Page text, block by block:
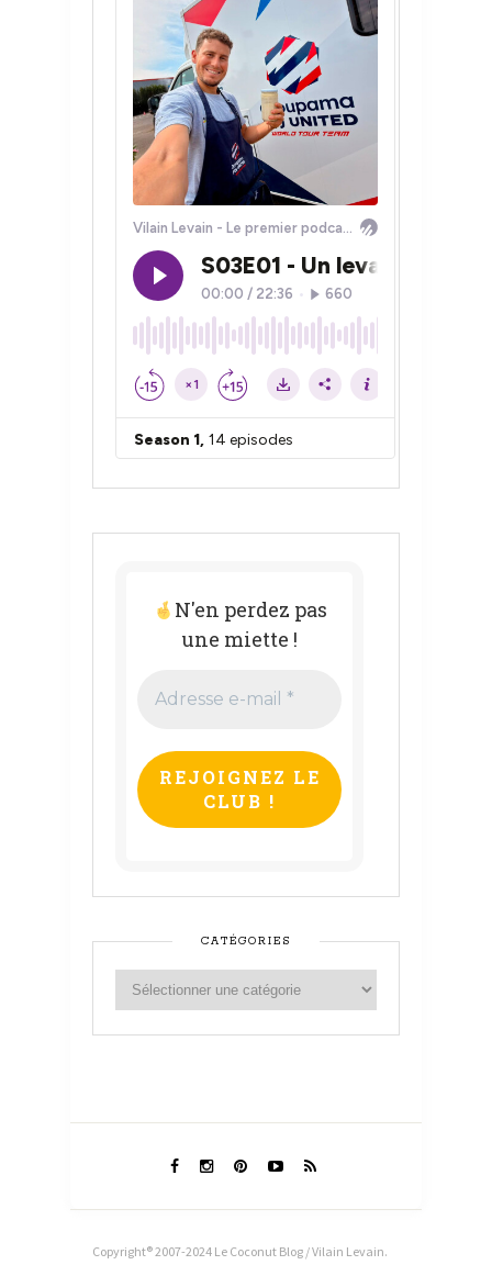
N'en perdez pas
une miette !
e-
*
CATÉGORIES
Copyright® 2007-2024 Le Coconut Blog / Vilain Levain.